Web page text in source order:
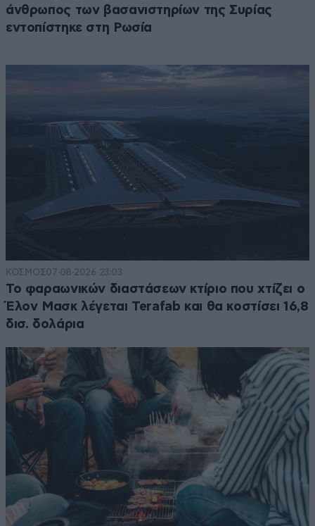
άνθρωπος των βασανιστηρίων της Συρίας
εντοπίστηκε στη Ρωσία
ΚΟΣΜΟΣ07·08·2026 23:03
Το φαραωνικών διαστάσεων κτίριο που χτίζει ο
Έλον Μασκ λέγεται Terafab και θα κοστίσει 16,8
δισ. δολάρια